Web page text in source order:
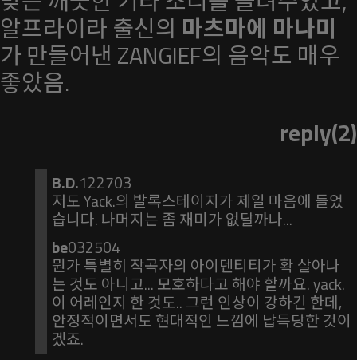
알프라이라 출신의 마츠마에 마나미
가 만들어낸 ZANGIEF의 음악도 매우
좋았음.
reply(2)
B.D.122703
저도 Yack.의 발록스테이지가 제일 마음에 들었
습니다. 나머지는 좀 재미가 없달까나...
be032504
뭔가 특별히 작곡자의 아이덴티티가 확 살아나
는 것도 아니고... 모호하다고 해야 할까요. yack.
이 어레인지 한 것도.. 그런 인상이 강하긴 한데,
안정적이면서도 현대적인 느낌에 납득당한 것이
겠죠.